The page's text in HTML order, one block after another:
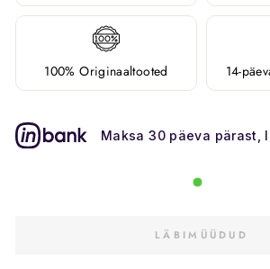
100% Originaaltooted 14-
Maksa 30 päeva pärast,
LÄBIMÜÜDUD